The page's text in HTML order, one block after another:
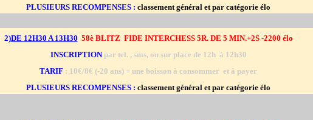
PLUSIEURS RECOMPENSES : classement général et par catégorie élo
2)DE 12H30 A 13H30 58è BLITZ FIDE INTERCHESS 5R. DE 5 MIN.+2S -2200 élo
INSCRIPTIONpar tel. , sms, ou sur place de 12h à 12h30
TARIF : 10€/8€ (-20 ans) + une boisson à consommer et à payer
PLUSIEURS RECOMPENSES : classement général et par catégorie élo